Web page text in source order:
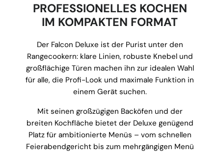
PROFESSIONELLES KOCHEN
IM KOMPAKTEN FORMAT
Der Falcon Deluxe ist der Purist unter den
Rangecookern: klare Linien, robuste Knebel und
großflächige Türen machen ihn zur idealen Wahl
für alle, die Profi-Look und maximale Funktion in
einem Gerät suchen.
Mit seinen großzügigen Backöfen und der
breiten Kochfläche bietet der Deluxe genügend
Platz für ambitionierte Menüs – vom schnellen
Feierabendgericht bis zum mehrgängigen Menü